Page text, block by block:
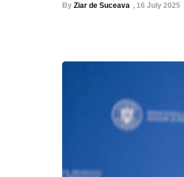
By Ziar de Suceava , 16 July 2025